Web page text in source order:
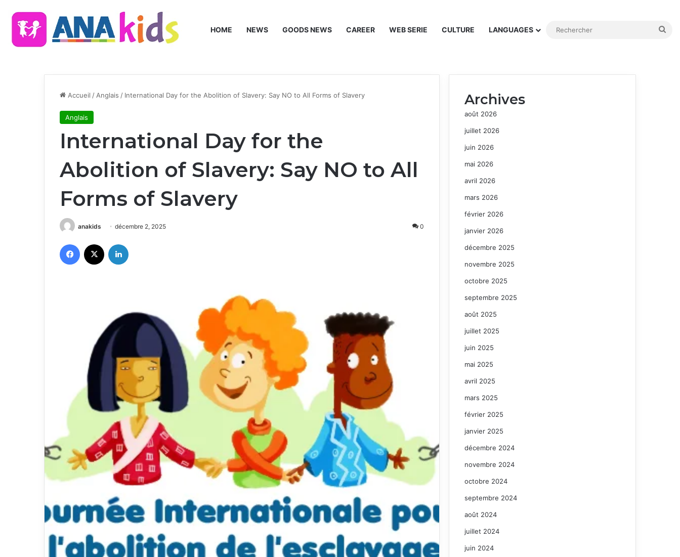
HOME NEWS GOODS NEWS CAREER WEB SERIE CULTURE LANGUAGES
Accueil / Anglais / International Day for the Abolition of Slavery: Say NO to All Forms of Slavery
Anglais
International Day for the
Abolition of Slavery: Say NO to All
Forms of Slavery
anakids décembre 2, 2025 0
Facebook
Archives
août 2026
juillet 2026
juin 2026
mai 2026
avril 2026
mars 2026
février 2026
janvier 2026
décembre 2025
novembre 2025
octobre 2025
septembre 2025
août 2025
juillet 2025
juin 2025
mai 2025
avril 2025
mars 2025
février 2025
janvier 2025
décembre 2024
novembre 2024
octobre 2024
septembre 2024
août 2024
juillet 2024
juin 2024